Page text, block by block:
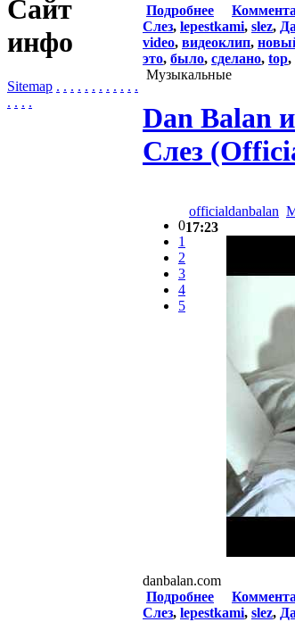
Сайт
инфо
Sitemap . . . . . . . . . . . .
. . . .
Подробнее
Слез, lepestkami, slez,
video, видеоклип,
это, было, сделано, top,
Музыкальные
Dan Balan
Слез
0
1
2
3
4
5
officialdanbalan
17:23
danbalan.com
Подробнее
Слез, lepestkami, slez,